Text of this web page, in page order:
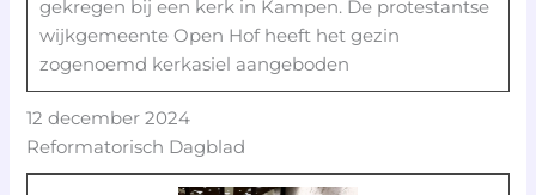
gekregen bij een kerk in Kampen. De protestantse
wijkgemeente Open Hof heeft het gezin
zogenoemd kerkasiel aangeboden
12 december 2024
Reformatorisch Dagblad